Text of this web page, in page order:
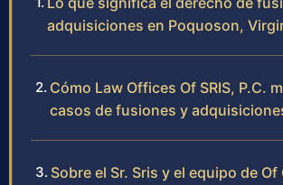
adquisiciones en Poquoson,
Cómo Law Offices Of SRIS, P.C.
casos de fusiones y
Sobre el Sr. Sris y el equipo de